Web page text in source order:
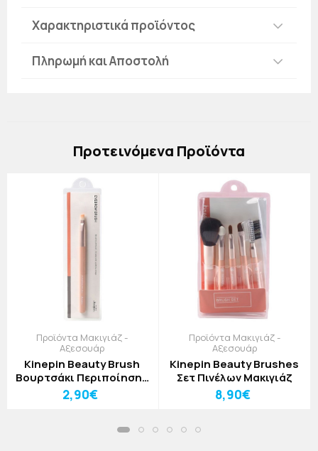
Χαρακτηριστικά προϊόντος
Πληρωμή και Αποστολή
Πρoτεινόμενα Προϊόντα
Προϊόντα Μακιγιάζ -
Αξεσουάρ
Kinepin Beauty Brush
Βουρτσάκι Περιποίησης
Φρυδιών
2,90€
Προϊόντα Μακιγιάζ -
Αξεσουάρ
Kinepin Beauty Brushes
Σετ Πινέλων Μακιγιάζ
8,90€